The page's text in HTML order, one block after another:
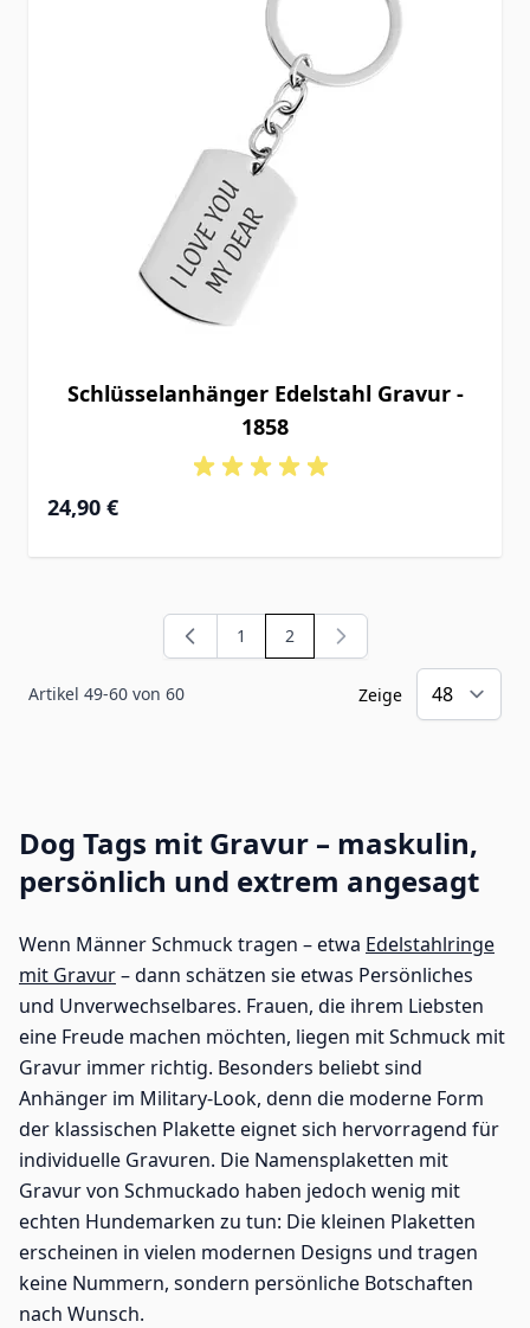
Schlüsselanhänger Edelstahl Gravur -
1858
24,90 €
Artikel 49-60 von 60
Seite
1 Sie lesen gerade die Seite
2
Zeige
Dog Tags mit Gravur – maskulin,
persönlich und extrem angesagt
Wenn Männer Schmuck tragen – etwa Edelstahlringe
mit Gravur– dann schätzen sie etwas Persönliches
und Unverwechselbares. Frauen, die ihrem Liebsten
eine Freude machen möchten, liegen mit Schmuck mit
Gravur immer richtig. Besonders beliebt sind
Anhänger im Military-Look, denn die moderne Form
der klassischen Plakette eignet sich hervorragend für
individuelle Gravuren. Die Namensplaketten mit
Gravur von Schmuckado haben jedoch wenig mit
echten Hundemarken zu tun: Die kleinen Plaketten
erscheinen in vielen modernen Designs und tragen
keine Nummern, sondern persönliche Botschaften
nach Wunsch.